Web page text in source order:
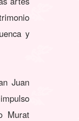
y
Juan
Murat